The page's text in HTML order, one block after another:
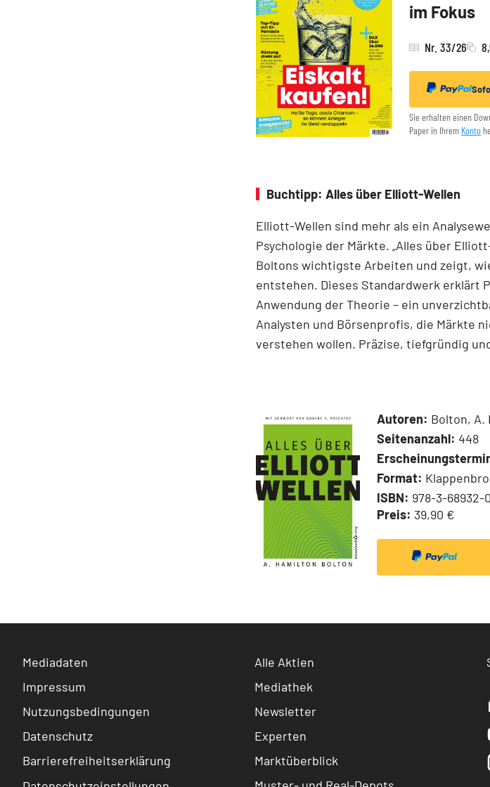
im Fokus
Nr. 33/26
Sie erhalten einen
Paper in Ihrem Konto
Buchtipp: Alles über Elliott-Wellen
Elliott-Wellen sind mehr als ein
Psychologie der Märkte. „Alles über
Boltons wichtigste Arbeiten und zeigt,
entstehen. Dieses Standardwerk erklärt
Anwendung der Theorie – ein
Analysten und Börsenprofis, die Märkte
verstehen wollen. Präzise, tiefgründig
Autoren: Bolton, A.
Seitenanzahl: 448
Format:
ISBN: 978-3-68932-
Preis: 39,90 €
Mediadaten
Impressum
Nutzungsbedingungen
Datenschutz
Barrierefreiheitserklärung
Alle Aktien
Mediathek
Newsletter
Experten
Marktüberblick